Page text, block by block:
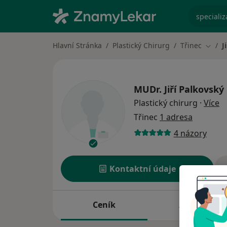
Hlavní Stránka Plastický Chirurg Třinec
MUDr. Jiří Palkovský
Plastický chirurg · Více
Třinec 1 adresa
4 názory
Kontaktní údaje
Ceník Adresy